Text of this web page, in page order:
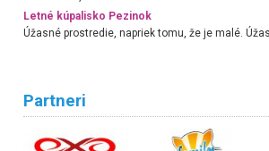
Letné kúpalisko Pezinok
Partneri